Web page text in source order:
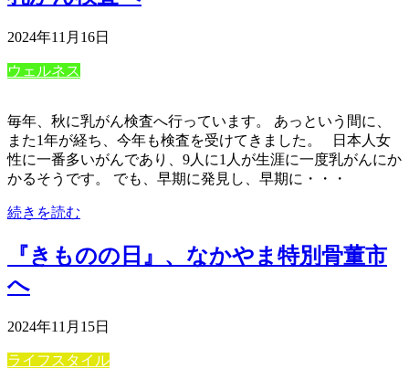
2024年11月16日
ウェルネス
毎年、秋に乳がん検査へ行っています。 あっという間に、
また1年が経ち、今年も検査を受けてきました。 日本人女
性に一番多いがんであり、9人に1人が生涯に一度乳がんにか
かるそうです。 でも、早期に発見し、早期に・・・
続きを読む
『きものの日』、なかやま特別骨董市
へ
2024年11月15日
ライフスタイル